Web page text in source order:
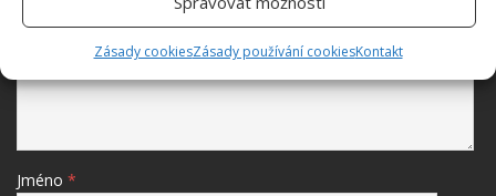
Zásady cookiesZásady používání cookiesKontakt
Komentář
Jméno *